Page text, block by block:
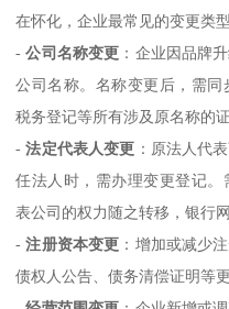
在怀化，企业最常见的变更类
-公司名称变更 ：企业因品牌
公司名称。名称变更后，需同
税务登记等所有涉及原名称的
-法定代表人变更 ：原法人代
任法人时，需办理变更登记
表公司的权力随之转移，银行
-注册资本变更 ：增加或减少
债权人公告、债务清偿证明等